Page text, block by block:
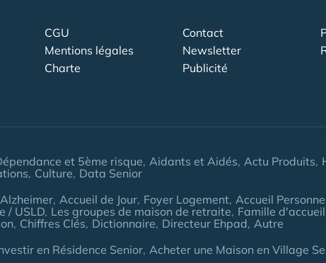
CGU
Mentions légales
Charte
Contact
Newsletter
Publicité
et 5ème risque Aidants et Aidés Actu Produits
Culture Data Senior
Accueil de Jour Foyer Logement Accueil
/ USLD Les groupes de maison de retraite Famille d'accueil
Chiffres Clés Dictionnaire Directeur Ehpad Autre
en Résidence Senior Acheter une Maison en Village